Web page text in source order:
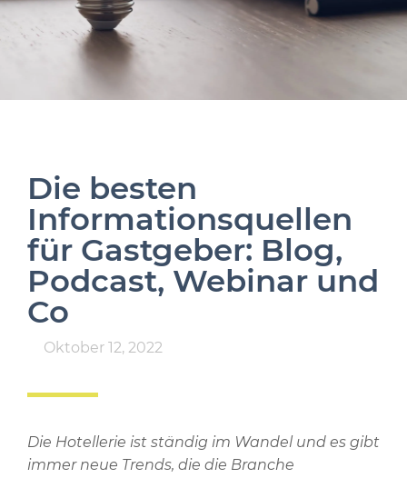
Die besten
Informationsquellen
für Gastgeber: Blog,
Podcast, Webinar und
Co
Oktober 12, 2022
Die Hotellerie ist ständig im Wandel und es gibt
immer neue Trends, die die Branche